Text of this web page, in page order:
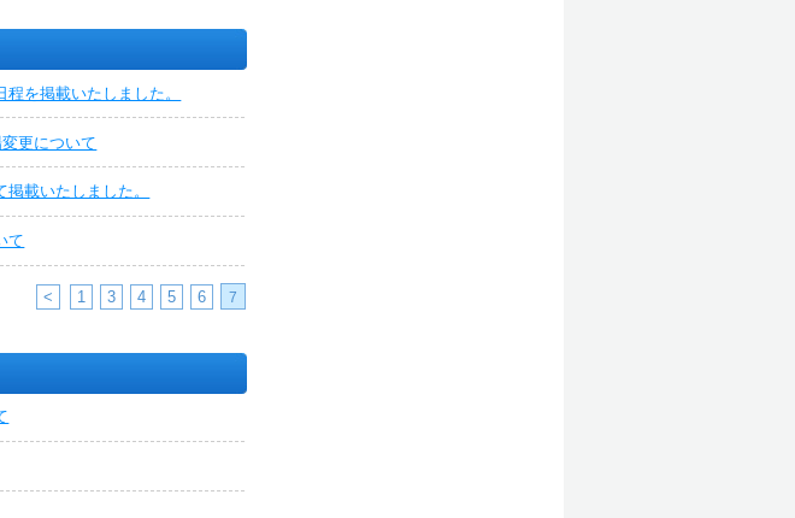
を掲載いたしました。
更について
載いたしました。
て
< 1 3 4 5 6 7